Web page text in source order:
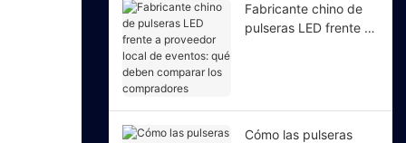
Fabricante chino de
pulseras LED frente a
Cómo las pulseras